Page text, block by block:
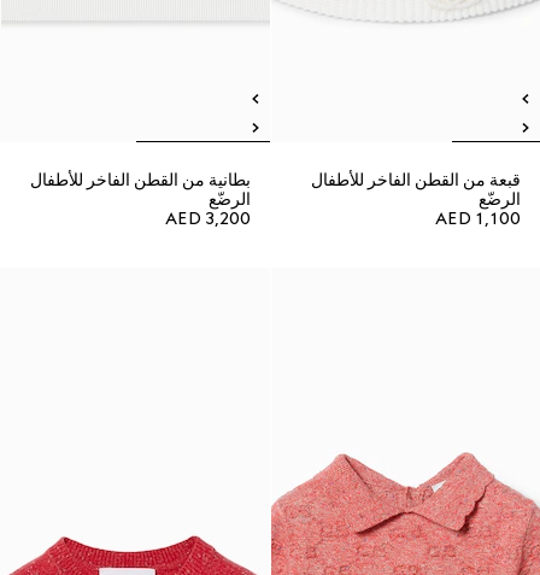
قبعة من القطن الفاخر للأطفال
الرضّع
AED 1,100
بطانية من القطن الفاخر للأطفال
الرضّع
AED 3,200